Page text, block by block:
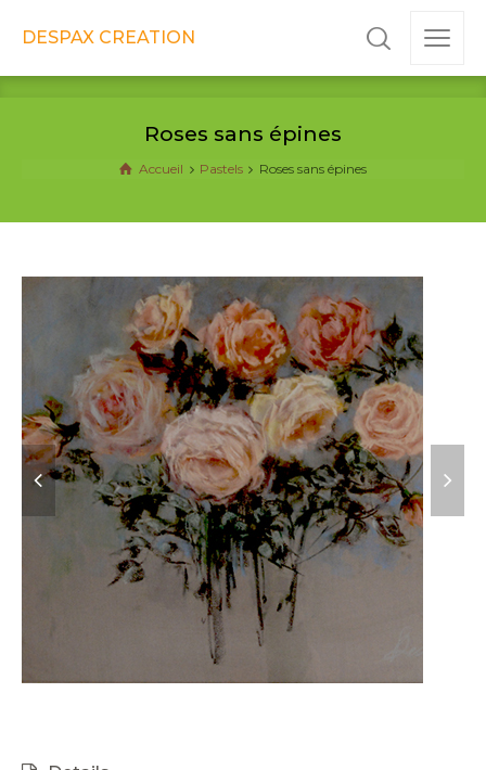
DESPAX CREATION
Roses sans épines
Accueil Pastels Roses sans épines